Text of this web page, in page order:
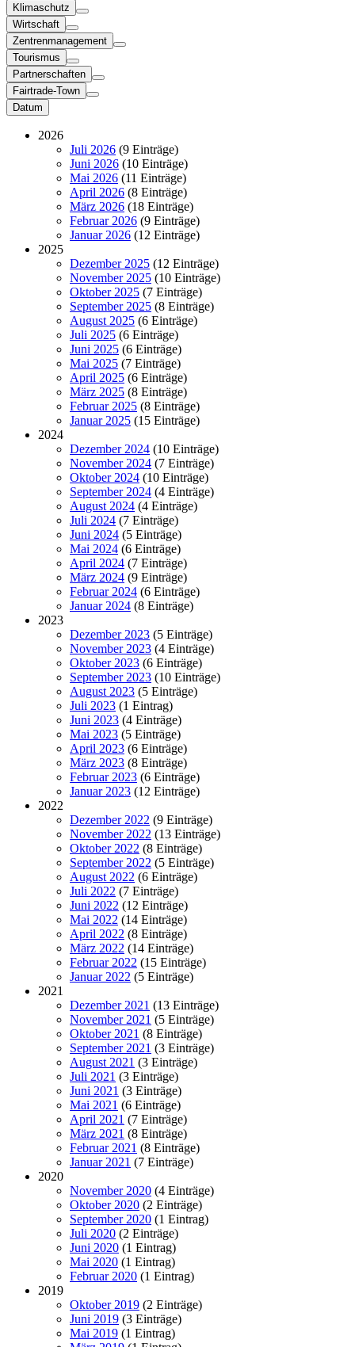
Klimaschutz
Wirtschaft
Zentrenmanagement
Tourismus
Partnerschaften
Fairtrade-Town
Datum
2026
Juli 2026 (9 Einträge)
Juni 2026 (10 Einträge)
Mai 2026 (11 Einträge)
April 2026 (8 Einträge)
März 2026 (18 Einträge)
Februar 2026 (9 Einträge)
Januar 2026 (12 Einträge)
2025
Dezember 2025 (12 Einträge)
November 2025 (10 Einträge)
Oktober 2025 (7 Einträge)
September 2025 (8 Einträge)
August 2025 (6 Einträge)
Juli 2025 (6 Einträge)
Juni 2025 (6 Einträge)
Mai 2025 (7 Einträge)
April 2025 (6 Einträge)
März 2025 (8 Einträge)
Februar 2025 (8 Einträge)
Januar 2025 (15 Einträge)
2024
Dezember 2024 (10 Einträge)
November 2024 (7 Einträge)
Oktober 2024 (10 Einträge)
September 2024 (4 Einträge)
August 2024 (4 Einträge)
Juli 2024 (7 Einträge)
Juni 2024 (5 Einträge)
Mai 2024 (6 Einträge)
April 2024 (7 Einträge)
März 2024 (9 Einträge)
Februar 2024 (6 Einträge)
Januar 2024 (8 Einträge)
2023
Dezember 2023 (5 Einträge)
November 2023 (4 Einträge)
Oktober 2023 (6 Einträge)
September 2023 (10 Einträge)
August 2023 (5 Einträge)
Juli 2023 (1 Eintrag)
Juni 2023 (4 Einträge)
Mai 2023 (5 Einträge)
April 2023 (6 Einträge)
März 2023 (8 Einträge)
Februar 2023 (6 Einträge)
Januar 2023 (12 Einträge)
2022
Dezember 2022 (9 Einträge)
November 2022 (13 Einträge)
Oktober 2022 (8 Einträge)
September 2022 (5 Einträge)
August 2022 (6 Einträge)
Juli 2022 (7 Einträge)
Juni 2022 (12 Einträge)
Mai 2022 (14 Einträge)
April 2022 (8 Einträge)
März 2022 (14 Einträge)
Februar 2022 (15 Einträge)
Januar 2022 (5 Einträge)
2021
Dezember 2021 (13 Einträge)
November 2021 (5 Einträge)
Oktober 2021 (8 Einträge)
September 2021 (3 Einträge)
August 2021 (3 Einträge)
Juli 2021 (3 Einträge)
Juni 2021 (3 Einträge)
Mai 2021 (6 Einträge)
April 2021 (7 Einträge)
März 2021 (8 Einträge)
Februar 2021 (8 Einträge)
Januar 2021 (7 Einträge)
2020
November 2020 (4 Einträge)
Oktober 2020 (2 Einträge)
September 2020 (1 Eintrag)
Juli 2020 (2 Einträge)
Juni 2020 (1 Eintrag)
Mai 2020 (1 Eintrag)
Februar 2020 (1 Eintrag)
2019
Oktober 2019 (2 Einträge)
Juni 2019 (3 Einträge)
Mai 2019 (1 Eintrag)